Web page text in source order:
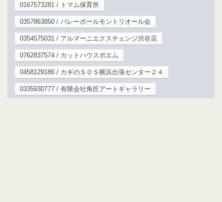
0167573281 / トマム保育所
0357863850 / バレーボールモントリオール会
0354575031 / アルマーニエクスチェンジ渋谷店
0762837574 / カットハウスポエム
0458129186 / カギのＳＯＳ横浜出張センター２４
0335930777 / 有限会社角匠アートギャラリー